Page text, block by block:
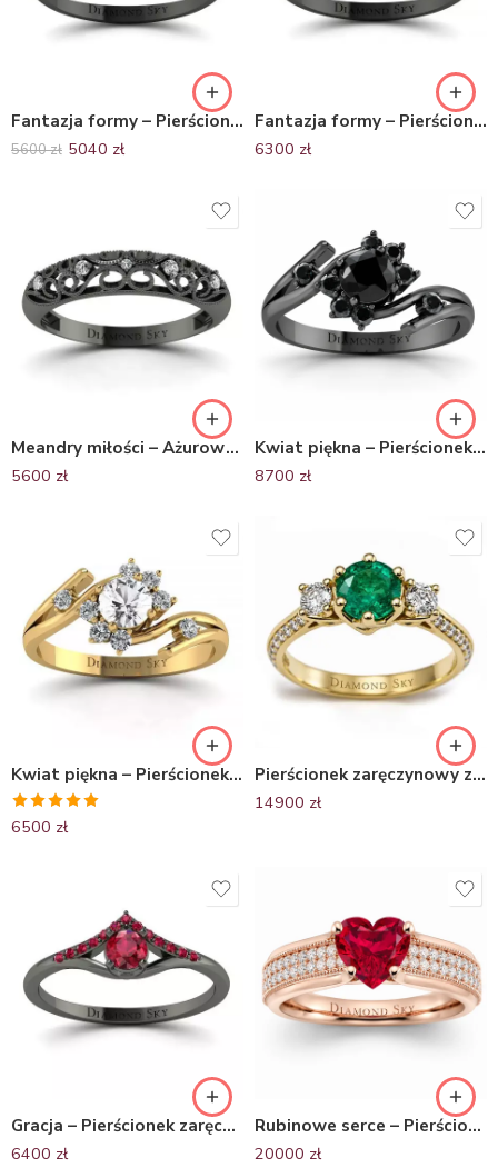
Fantazja formy – Pierścionek zaręczynowy z czarnego złota z szafirem 0.24ct i diamentami
5600zł 5040 zł
Fantazja formy – Pierścionek zaręczynowy z czarnego złota z diamentami VVS2/H
6300 zł
Meandry miłości – Ażurowy pierścionek z czarnego złota z diamentami
5600 zł
Kwiat piękna – Pierścionek zaręczynowy Diamond Sky, czarne złoto, czarne brylanty – Diamond Sky
8700 zł
Kwiat piękna – Pierścionek zaręczynowy z żółtego złota z białym szafirem i diamentami
Oceniono
6500 zł
Pierścionek zaręczynowy ze szmaragdem i diamentami – Forma Miłości
14900 zł
Gracja – Pierścionek zaręczynowy z czarnego złota z rubinami
6400 zł
Rubinowe serce – Pierścionek zaręczynowy z różowego złota z rubinem i diamentami
20000 zł